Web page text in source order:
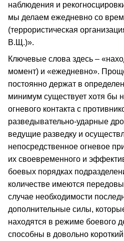
наблюдения и
мы делаем ежедневно со
(террористическая
В.Щ.)».
Ключевые слова здесь –
момент) и «ежедневно».
постоянно держат в
минимум существует хотя бы
огневого контакта с
разведывательно-ударные
ведущие разведку и
непосредственное огневое
их своевременного и
боевых порядках
количестве имеются
случае необходимости
дополнительные силы,
находятся в режиме боевого
способны в довольно